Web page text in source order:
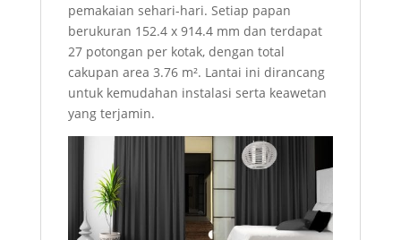
pemakaian sehari-hari. Setiap papan
berukuran 152.4 x 914.4 mm dan terdapat
27 potongan per kotak, dengan total
cakupan area 3.76 m². Lantai ini dirancang
untuk kemudahan instalasi serta keawetan
yang terjamin.